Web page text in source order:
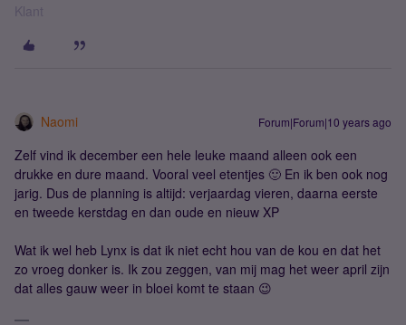
Klant
Naomi Forum|Forum|10 years ago
Zelf vind ik december een hele leuke maand alleen ook een
drukke en dure maand. Vooral veel etentjes 🙂 En ik ben ook nog
jarig. Dus de planning is altijd: verjaardag vieren, daarna eerste
en tweede kerstdag en dan oude en nieuw XP
Wat ik wel heb Lynx is dat ik niet echt hou van de kou en dat het
zo vroeg donker is. Ik zou zeggen, van mij mag het weer april zijn
dat alles gauw weer in bloei komt te staan 😉